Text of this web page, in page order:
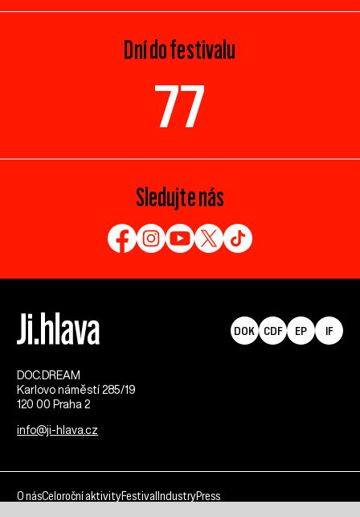
Dní do festivalu
77
Sledujte nás
DOC.DREAM​
Karlovo náměstí 285/19
120 00 Praha 2
info@ji-hlava.cz
DOK CDF EP IF
O násCeloroční aktivityFestival IndustryPress